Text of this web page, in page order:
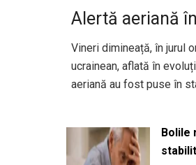
Alertă aeriană
Vineri dimineață, în jurul
ucrainean, aflată în
aeriană au fost puse în
Bolile